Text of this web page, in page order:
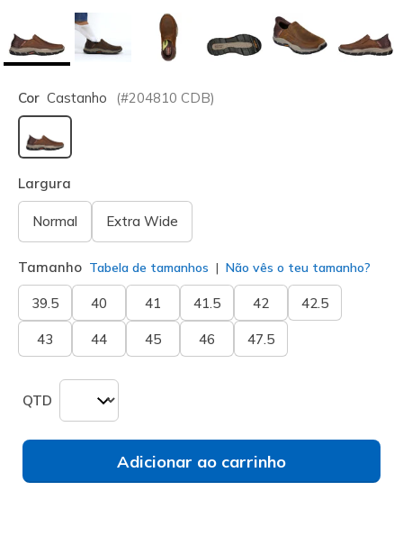
Cor Castanho (#204810 CDB)
selecionado
Largura
Normal Extra Wide
Tamanho Tabela de tamanhos Não vês o teu tamanho?
39.5 40 41 41.5 42 42.5
43 44 45 46 47.5
QTD
Adicionar ao carrinho